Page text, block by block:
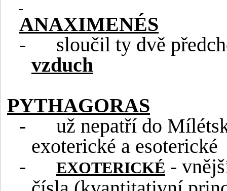
ANAXIMENÉS
-
sloučil ty dvě
vzduch
PYTHAGORAS
-
už nepatří do
exoterické a esoterické
-
EXOTERICKÉ -